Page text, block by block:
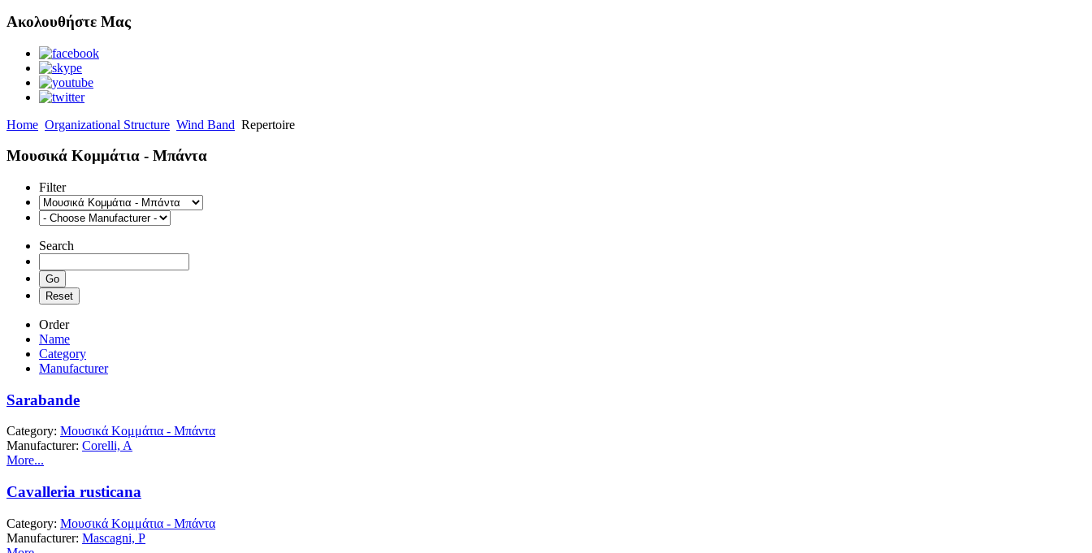
Ακολουθήστε Μας
Home Organizational Structure Wind Band Repertoire
Μουσικά Κομμάτια - Μπάντα
Filter
Search
Order
Name
Category
Manufacturer
Sarabande
Category: Μουσικά Κομμάτια - Μπάντα
Manufacturer: Corelli, A
More...
Cavalleria rusticana
Category: Μουσικά Κομμάτια - Μπάντα
Manufacturer: Mascagni, P